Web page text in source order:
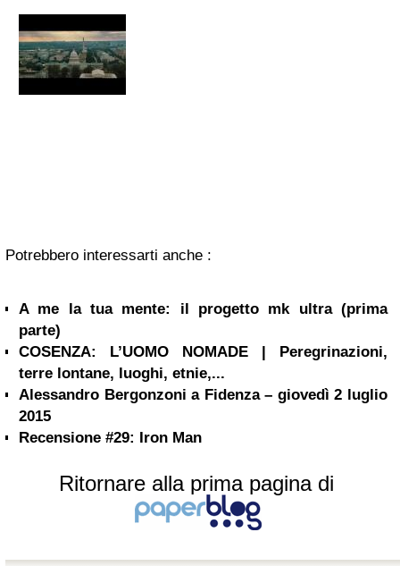
Potrebbero interessarti anche :
A me la tua mente: il progetto mk ultra (prima
parte)
COSENZA: L’UOMO NOMADE | Peregrinazioni,
terre lontane, luoghi, etnie,...
Alessandro Bergonzoni a Fidenza – giovedì 2 luglio
2015
Recensione #29: Iron Man
Ritornare alla prima pagina di